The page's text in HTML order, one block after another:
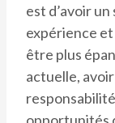
est d’avoir
expérience et
être plus
actuelle,